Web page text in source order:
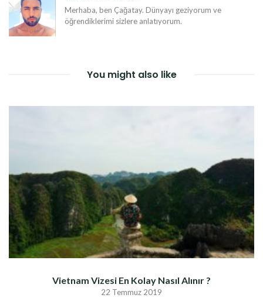
Merhaba, ben Çağatay. Dünyayı geziyorum ve
öğrendiklerimi sizlere anlatıyorum.
You might also like
Vietnam Vizesi En Kolay Nasıl Alınır ?
22 Temmuz 2019